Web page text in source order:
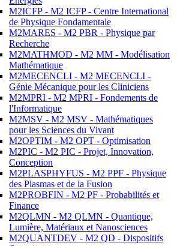
M2ICFP - M2 ICFP - Centre International
de Physique Fondamentale
M2MARES - M2 PBR - Physique par
Recherche
M2MATHMOD - M2 MM - Modélisation
Mathématique
M2MECENCLI - M2 MECENCLI -
Génie Mécanique pour les Cliniciens
M2MPRI - M2 MPRI - Fondements de
l'Informatique
M2MSV - M2 MSV - Mathématiques
pour les Sciences du Vivant
M2OPTIM - M2 OPT - Optimisation
M2PIC - M2 PIC - Projet, Innovation,
Conception
M2PLASPHYFUS - M2 PPF - Physique
des Plasmas et de la Fusion
M2PROBFIN - M2 PF - Probabilités et
Finance
M2QLMN - M2 QLMN - Quantique,
Lumière, Matériaux et Nanosciences
M2QUANTDEV - M2 QD - Dispositifs